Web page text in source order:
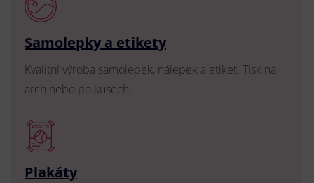
Samolepky a etikety
Kvalitní výroba samolepek, nálepek a etiket. Tisk na
arch nebo po kusech.
Plakáty